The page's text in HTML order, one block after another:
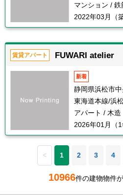
マンション /
2022年03月（
賃貸アパート FUWARI atelier
新着
静岡県浜松市
東海道本線/浜
アパート / 木造
2026年01月（1
< 1 2 3 4
10966件の建物物件